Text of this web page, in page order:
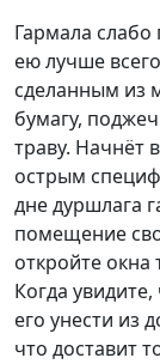
Гармала слабо
ею лучше
сделанным из
бумагу,
траву. Начнёт
острым
дне дуршлага
помещение
откройте
Когда
его унести из
что доставит